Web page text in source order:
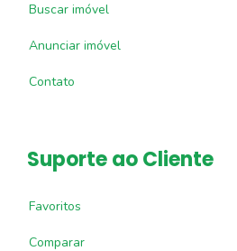
Buscar imóvel
Anunciar imóvel
Contato
Suporte ao Cliente
Favoritos
Comparar